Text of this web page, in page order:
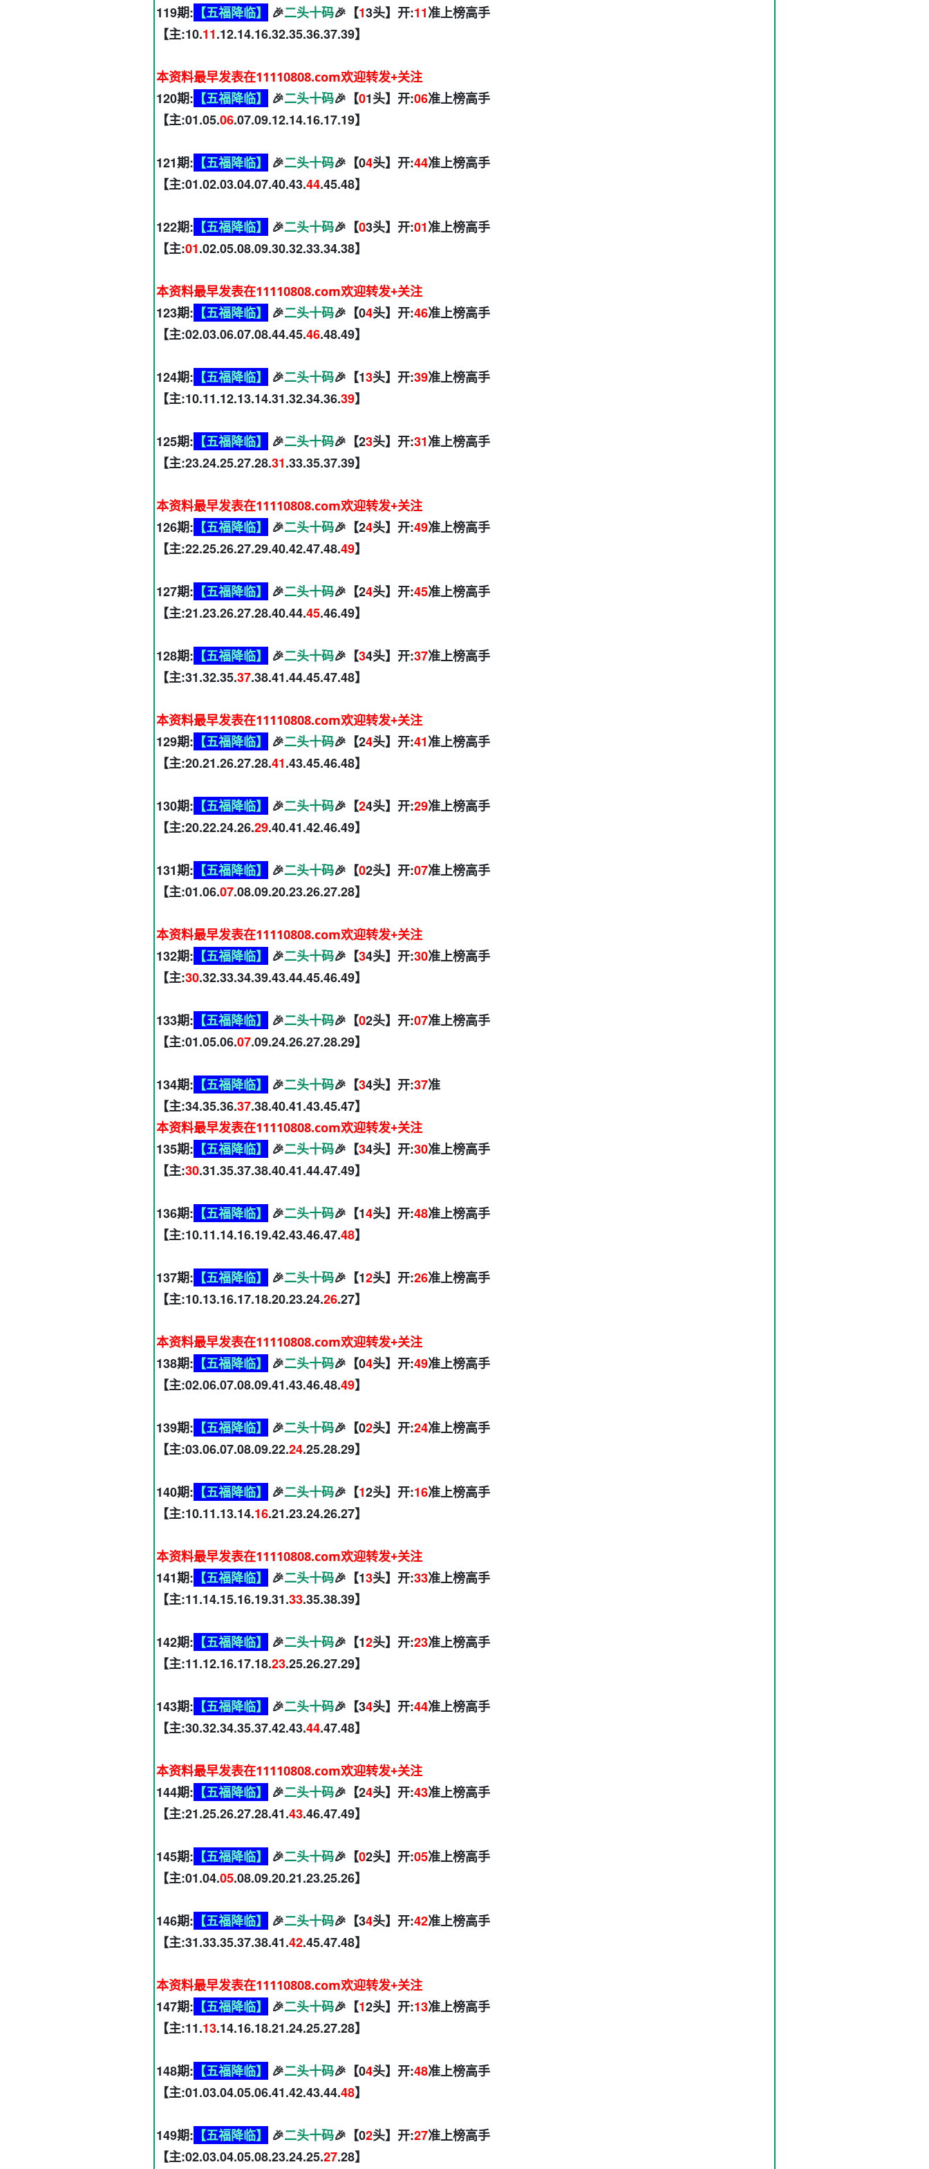
119期: 【五福降临】 🎉二头十码🎉【13头】开:11准上榜高手
【主:10.11.12.14.16.32.35.36.37.39】
本资料最早发表在11110808.com欢迎转发+关注
120期: 【五福降临】 🎉二头十码🎉【01头】开:06准上榜高手
【主:01.05.06.07.09.12.14.16.17.19】
121期: 【五福降临】 🎉二头十码🎉【04头】开:44准上榜高手
【主:01.02.03.04.07.40.43.44.45.48】
122期: 【五福降临】 🎉二头十码🎉【03头】开:01准上榜高手
【主:01.02.05.08.09.30.32.33.34.38】
本资料最早发表在11110808.com欢迎转发+关注
123期: 【五福降临】 🎉二头十码🎉【04头】开:46准上榜高手
【主:02.03.06.07.08.44.45.46.48.49】
124期: 【五福降临】 🎉二头十码🎉【13头】开:39准上榜高手
【主:10.11.12.13.14.31.32.34.36.39】
125期: 【五福降临】 🎉二头十码🎉【23头】开:31准上榜高手
【主:23.24.25.27.28.31.33.35.37.39】
本资料最早发表在11110808.com欢迎转发+关注
126期: 【五福降临】 🎉二头十码🎉【24头】开:49准上榜高手
【主:22.25.26.27.29.40.42.47.48.49】
127期: 【五福降临】 🎉二头十码🎉【24头】开:45准上榜高手
【主:21.23.26.27.28.40.44.45.46.49】
128期: 【五福降临】 🎉二头十码🎉【34头】开:37准上榜高手
【主:31.32.35.37.38.41.44.45.47.48】
本资料最早发表在11110808.com欢迎转发+关注
129期: 【五福降临】 🎉二头十码🎉【24头】开:41准上榜高手
【主:20.21.26.27.28.41.43.45.46.48】
130期: 【五福降临】 🎉二头十码🎉【24头】开:29准上榜高手
【主:20.22.24.26.29.40.41.42.46.49】
131期: 【五福降临】 🎉二头十码🎉【02头】开:07准上榜高手
【主:01.06.07.08.09.20.23.26.27.28】
本资料最早发表在11110808.com欢迎转发+关注
132期: 【五福降临】 🎉二头十码🎉【34头】开:30准上榜高手
【主:30.32.33.34.39.43.44.45.46.49】
133期: 【五福降临】 🎉二头十码🎉【02头】开:07准上榜高手
【主:01.05.06.07.09.24.26.27.28.29】
134期: 【五福降临】 🎉二头十码🎉【34头】开:37准
【主:34.35.36.37.38.40.41.43.45.47】
本资料最早发表在11110808.com欢迎转发+关注
135期: 【五福降临】 🎉二头十码🎉【34头】开:30准上榜高手
【主:30.31.35.37.38.40.41.44.47.49】
136期: 【五福降临】 🎉二头十码🎉【14头】开:48准上榜高手
【主:10.11.14.16.19.42.43.46.47.48】
137期: 【五福降临】 🎉二头十码🎉【12头】开:26准上榜高手
【主:10.13.16.17.18.20.23.24.26.27】
本资料最早发表在11110808.com欢迎转发+关注
138期: 【五福降临】 🎉二头十码🎉【04头】开:49准上榜高手
【主:02.06.07.08.09.41.43.46.48.49】
139期: 【五福降临】 🎉二头十码🎉【02头】开:24准上榜高手
【主:03.06.07.08.09.22.24.25.28.29】
140期: 【五福降临】 🎉二头十码🎉【12头】开:16准上榜高手
【主:10.11.13.14.16.21.23.24.26.27】
本资料最早发表在11110808.com欢迎转发+关注
141期: 【五福降临】 🎉二头十码🎉【13头】开:33准上榜高手
【主:11.14.15.16.19.31.33.35.38.39】
142期: 【五福降临】 🎉二头十码🎉【12头】开:23准上榜高手
【主:11.12.16.17.18.23.25.26.27.29】
143期: 【五福降临】 🎉二头十码🎉【34头】开:44准上榜高手
【主:30.32.34.35.37.42.43.44.47.48】
本资料最早发表在11110808.com欢迎转发+关注
144期: 【五福降临】 🎉二头十码🎉【24头】开:43准上榜高手
【主:21.25.26.27.28.41.43.46.47.49】
145期: 【五福降临】 🎉二头十码🎉【02头】开:05准上榜高手
【主:01.04.05.08.09.20.21.23.25.26】
146期: 【五福降临】 🎉二头十码🎉【34头】开:42准上榜高手
【主:31.33.35.37.38.41.42.45.47.48】
本资料最早发表在11110808.com欢迎转发+关注
147期: 【五福降临】 🎉二头十码🎉【12头】开:13准上榜高手
【主:11.13.14.16.18.21.24.25.27.28】
148期: 【五福降临】 🎉二头十码🎉【04头】开:48准上榜高手
【主:01.03.04.05.06.41.42.43.44.48】
149期: 【五福降临】 🎉二头十码🎉【02头】开:27准上榜高手
【主:02.03.04.05.08.23.24.25.27.28】